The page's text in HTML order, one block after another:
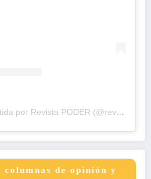
Una publicación compartida por Revista PODER (@revistapodercol)
de opinión y